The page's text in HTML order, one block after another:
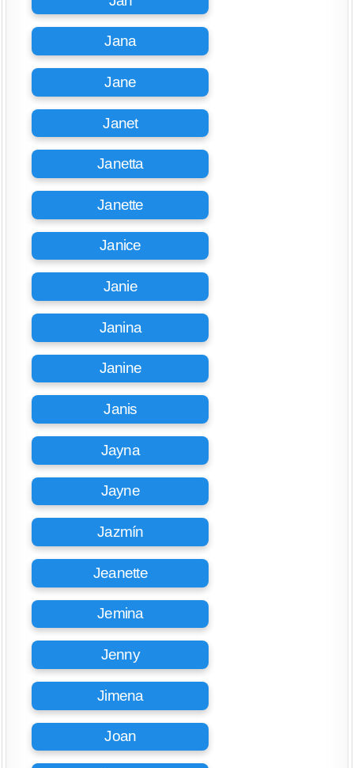
Jana
Jane
Janet
Janetta
Janette
Janice
Janie
Janina
Janine
Janis
Jayna
Jayne
Jazmín
Jeanette
Jemina
Jenny
Jimena
Joan